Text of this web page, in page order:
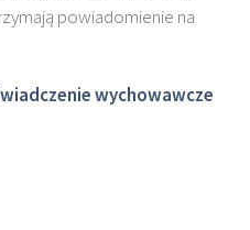
powiadomienie na
wychowawcze